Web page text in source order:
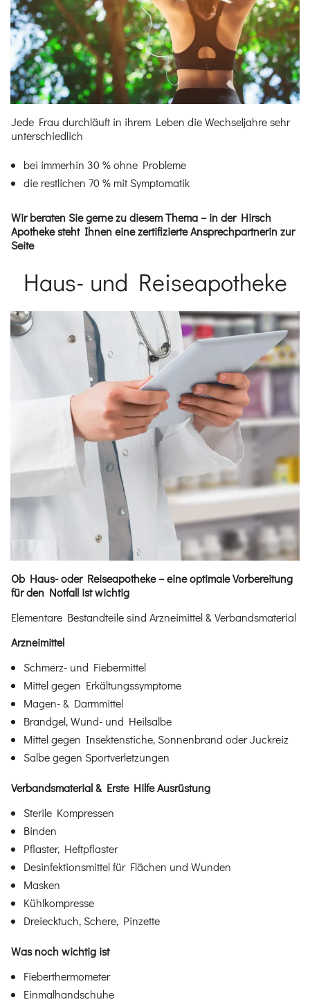
Jede Frau durchläuft in ihrem Leben die Wechseljahre sehr
unterschiedlich
bei immerhin 30 % ohne Probleme
die restlichen 70 % mit Symptomatik
Wir beraten Sie gerne zu diesem Thema – in der Hirsch
Apotheke steht Ihnen eine zertifizierte Ansprechpartnerin zur
Seite
Einleitung
Haus- und Reiseapotheke
Ob Haus- oder Reiseapotheke – eine optimale Vorbereitung
für den Notfall ist wichtig
Elementare Bestandteile sind Arzneimittel & Verbandsmaterial
Arzneimittel
Schmerz- und Fiebermittel
Mittel gegen Erkältungssymptome
Magen- & Darmmittel
Brandgel, Wund- und Heilsalbe
Mittel gegen Insektenstiche, Sonnenbrand oder Juckreiz
Salbe gegen Sportverletzungen
Verbandsmaterial & Erste Hilfe Ausrüstung
Sterile Kompressen
Binden
Pflaster, Heftpflaster
Desinfektionsmittel für Flächen und Wunden
Masken
Kühlkompresse
Dreiecktuch, Schere, Pinzette
Was noch wichtig ist
Fieberthermometer
Einmalhandschuhe